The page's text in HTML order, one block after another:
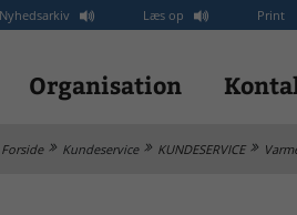
Nyhedsarkiv Læs op Print
Organisation
Forside Kundeservice KUNDESERVICE